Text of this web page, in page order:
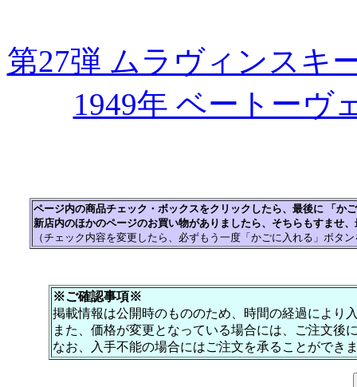
第27弾 ムラヴィンス
1949年 ベートーヴ
ページ内の商品チェック・ボックスをクリックしたら、最後に 「か
新店内のほかのページのお買い物がありましたら、そちらもすませ
（チェック内容を変更したら、必ずもう一度「かごに入れる」ボタ
※ご確認事項※
掲載情報は公開時のもののため、時間の経過により
また、価格が変更となっている場合には、ご注文後
なお、入手不能の場合にはご注文を承ることができ